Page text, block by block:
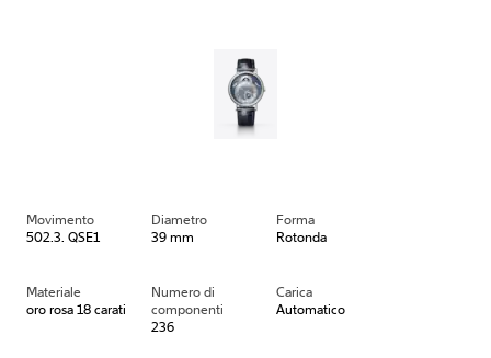
Movimento
502.3. QSE1
Diametro
39 mm
Forma
Rotonda
Materiale
oro rosa 18 carati
Numero di
componenti
236
Carica
Automatico